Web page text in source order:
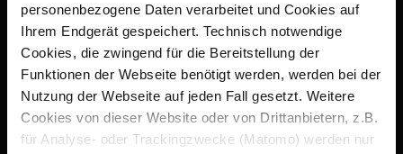
personenbezogene Daten verarbeitet und Cookies auf
Ihrem Endgerät gespeichert. Technisch notwendige
Cookies, die zwingend für die Bereitstellung der
Funktionen der Webseite benötigt werden, werden bei der
Nutzung der Webseite auf jeden Fall gesetzt. Weitere
Cookies von dieser Website oder von Drittanbietern, z.B.
für Analyse- oder Trackingzwecke (Matomo) werden nur